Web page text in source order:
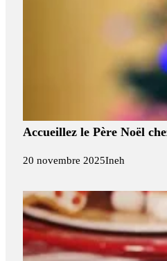
Accueillez le Père Noël
20 novembre 2025Ineh